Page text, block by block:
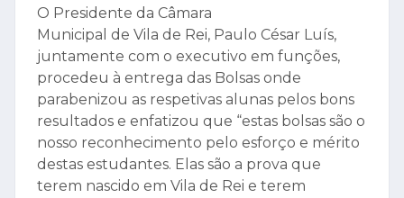
O Presidente da Câmara
Municipal de Vila de Rei, Paulo César Luís,
juntamente com o executivo em funções,
procedeu à entrega das Bolsas onde
parabenizou as respetivas alunas pelos bons
resultados e enfatizou que “estas bolsas são o
nosso reconhecimento pelo esforço e mérito
destas estudantes. Elas são a prova que
terem nascido em Vila de Rei e terem